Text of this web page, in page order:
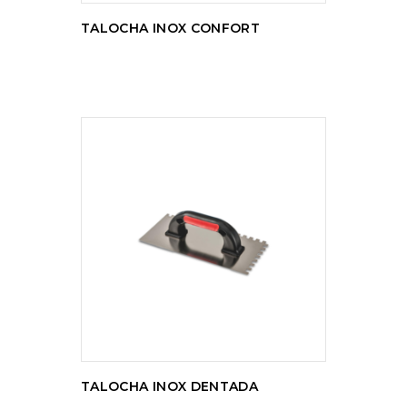
TALOCHA INOX CONFORT
LER MAIS
TALOCHA INOX DENTADA